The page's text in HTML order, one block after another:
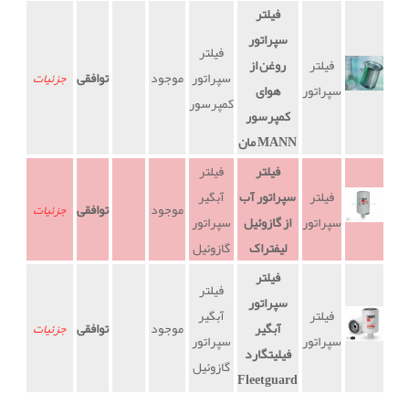
جزئیات توافقی موجود
فیلتر
سپراتور
کمپرسور
فیلتر
سپراتور
روغن از
هوای
کمپرسور
مان MANN
فیلتر
سپراتور
جزئیات توافقی موجود
فیلتر
آبگیر
سپراتور
گازوئیل
فیلتر
سپراتور آب
از گازوئیل
لیفتراک
فیلتر
سپراتور
جزئیات توافقی موجود
فیلتر
آبگیر
سپراتور
گازوئیل
فیلتر
سپراتور
آبگیر
فیلیتگارد
Fleetguard
فیلتر
سپراتور